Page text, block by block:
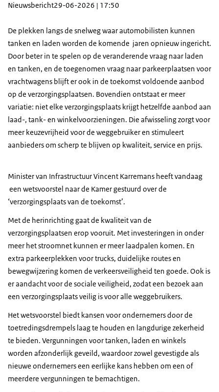
Nieuwsbericht29-06-2026 | 17:50
De plekken langs de snelweg waar automobilisten kunnen
tanken en laden worden de komende jaren opnieuw ingericht.
Door beter in te spelen op de veranderende vraag naar laden
en tanken, en de toegenomen vraag naar parkeerplaatsen voor
vrachtwagens blijft er ook in de toekomst voldoende aanbod
op de verzorgingsplaatsen. Bovendien ontstaat er meer
variatie: niet elke verzorgingsplaats krijgt hetzelfde aanbod aan
laad-, tank- en winkelvoorzieningen. Die afwisseling zorgt voor
meer keuzevrijheid voor de weggebruiker en stimuleert
aanbieders om scherp te blijven op kwaliteit, service en prijs.
Minister van Infrastructuur Vincent Karremans heeft vandaag
een wetsvoorstel naar de Kamer gestuurd over de
‘verzorgingsplaats van de toekomst’.
Met de herinrichting gaat de kwaliteit van de
verzorgingsplaatsen erop vooruit. Met investeringen in onder
meer het stroomnet kunnen er meer laadpalen komen. En
extra parkeerplekken voor trucks, duidelijke routes en
bewegwijzering komen de verkeersveiligheid ten goede. Ook is
er aandacht voor de sociale veiligheid, zodat een bezoek aan
een verzorgingsplaats veilig is voor alle weggebruikers.
Het wetsvoorstel biedt kansen voor ondernemers door de
toetredingsdrempels laag te houden en langdurige zekerheid
te bieden. Vergunningen voor tanken, laden en winkels
worden afzonderlijk geveild, waardoor zowel gevestigde als
nieuwe ondernemers een eerlijke kans hebben om een of
meerdere vergunningen te bemachtigen.